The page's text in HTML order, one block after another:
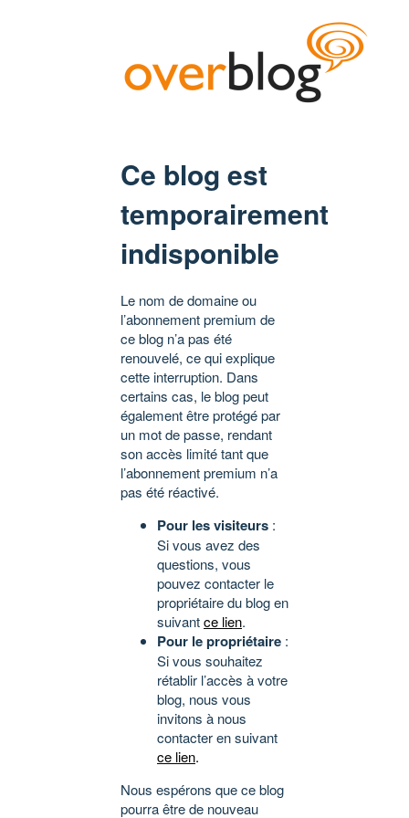
Ce blog est
temporairement
indisponible
Le nom de domaine ou
l’abonnement premium de
ce blog n’a pas été
renouvelé, ce qui explique
cette interruption. Dans
certains cas, le blog peut
également être protégé par
un mot de passe, rendant
son accès limité tant que
l’abonnement premium n’a
pas été réactivé.
Pour les visiteurs :
Si vous avez des
questions, vous
pouvez contacter le
propriétaire du blog en
suivantce lien.
Pour le propriétaire :
Si vous souhaitez
rétablir l’accès à votre
blog, nous vous
invitons à nous
contacter en suivant
ce lien.
Nous espérons que ce blog
pourra être de nouveau